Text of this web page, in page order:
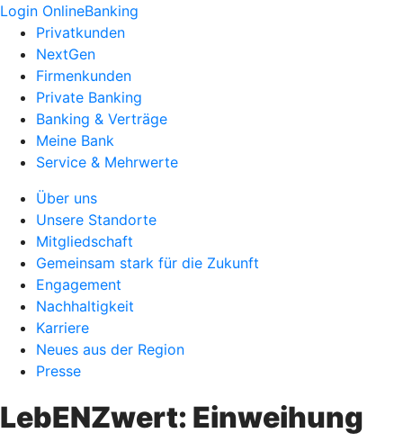
Login OnlineBanking
Privatkunden
NextGen
Firmenkunden
Private Banking
Banking & Verträge
Meine Bank
Service & Mehrwerte
Über uns
Unsere Standorte
Mitgliedschaft
Gemeinsam stark für die Zukunft
Engagement
Nachhaltigkeit
Karriere
Neues aus der Region
Presse
LebENZwert: Einweihung